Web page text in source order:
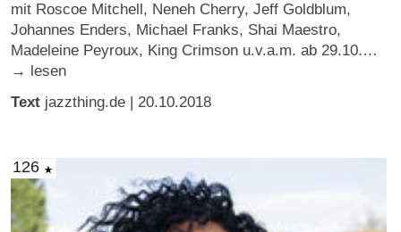
mit Roscoe Mitchell, Neneh Cherry, Jeff Goldblum,
Johannes Enders, Michael Franks, Shai Maestro,
Madeleine Peyroux, King Crimson u.v.a.m. ab 29.10.…
→ lesen
Text jazzthing.de | 20.10.2018
126